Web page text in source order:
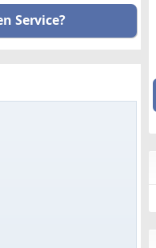
Service?